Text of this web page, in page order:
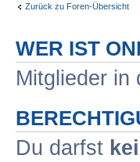
Zurück zu Foren-Übersicht
WER IST
Mitglieder in
Du darfst